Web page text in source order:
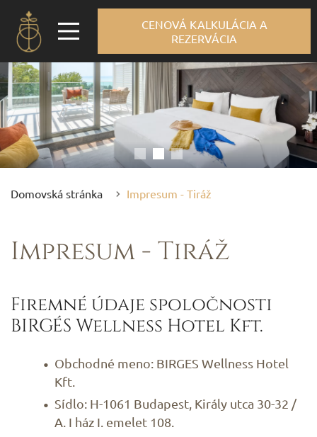
CENOVÁ KALKULÁCIA A
REZERVÁCIA
Domovská stránka Impresum - Tiráž
Impresum - Tiráž
Firemné údaje spoločnosti
BIRGÉS Wellness Hotel Kft.
Obchodné meno: BIRGES Wellness Hotel
Kft.
Sídlo: H-1061 Budapest, Király utca 30-32 /
A. I ház I. emelet 108.